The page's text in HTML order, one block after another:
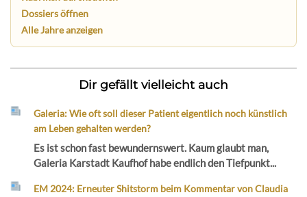
Dossiers öffnen
Alle Jahre anzeigen
Dir gefällt vielleicht auch
Galeria: Wie oft soll dieser Patient eigentlich noch künstlich
am Leben gehalten werden?
Es ist schon fast bewundernswert. Kaum glaubt man,
Galeria Karstadt Kaufhof habe endlich den Tiefpunkt...
EM 2024: Erneuter Shitstorm beim Kommentar von Claudia